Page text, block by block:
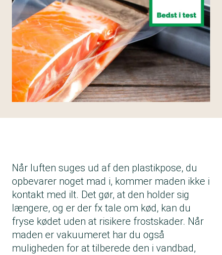
Når luften suges ud af den plastikpose, du
opbevarer noget mad i, kommer maden ikke i
kontakt med ilt. Det gør, at den holder sig
længere, og er der fx tale om kød, kan du
fryse kødet uden at risikere frostskader. Når
maden er vakuumeret har du også
muligheden for at tilberede den i vandbad,